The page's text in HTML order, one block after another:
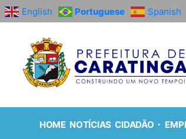
English Portuguese Spanish
HOME NOTÍCIAS CIDADÃO